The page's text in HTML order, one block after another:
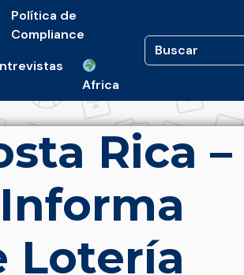
Política de
Compliance
Africa
Rica –
Lotería